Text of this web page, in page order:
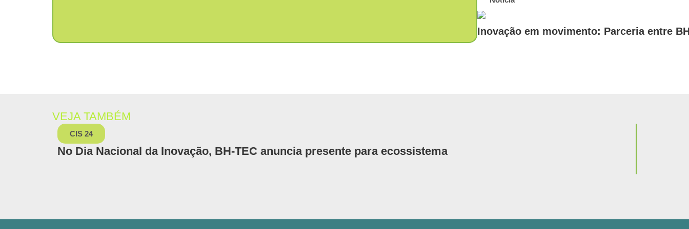
Inovação em movimento: Parceria entre
VEJA TAMBÉM
CIS 24
No Dia Nacional da Inovação, BH-TEC anuncia presente para ecossistema